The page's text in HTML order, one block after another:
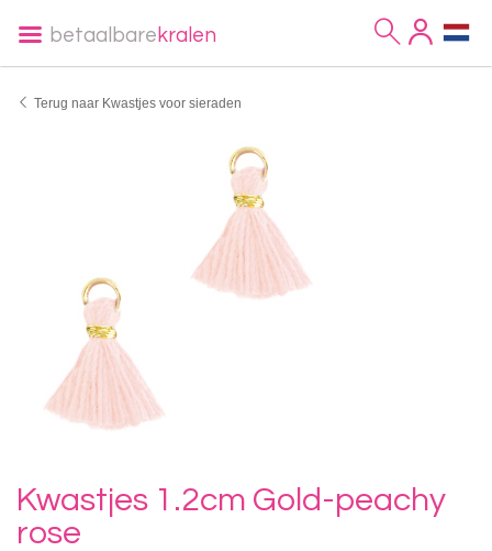
betaalbare kralen
Terug naar Kwastjes voor sieraden
Kwastjes 1.2cm Gold-peachy
rose